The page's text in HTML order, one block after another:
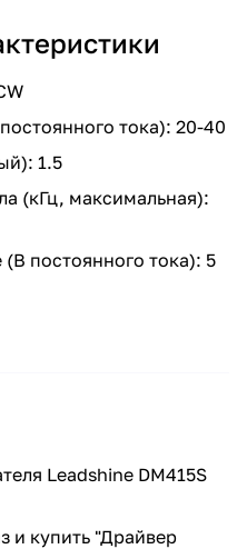
тока): 20-40
1.5
(кГц, максимальная):
постоянного тока): 5
Leadshine DM415S
и купить "Драйвер